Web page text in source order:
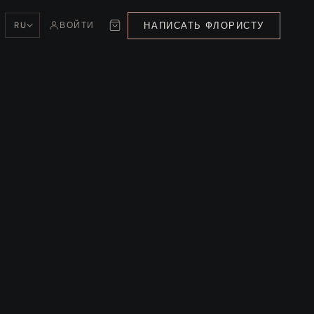
RU ВОЙТИ НАПИСАТЬ ФЛОРИСТУ